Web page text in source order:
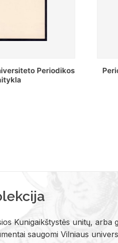
Stepono Batoro
bibliotekoje
Kunigaikštystės unitų, arba
saugomi Vilniaus